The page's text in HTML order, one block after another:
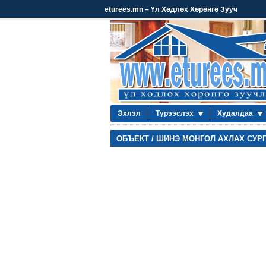
eturees.mn – Үл Хөдлөх Хөрөнгө Зууч
Эхлэл Түрээслэх Худалдаа
ОБЪЕКТ / ШИНЭ МОНГОЛ АХЛАХ